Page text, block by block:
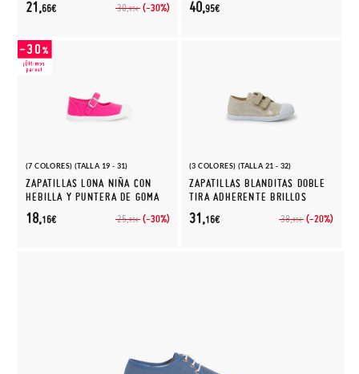
30,95€ (-30%)
21,66€ 40,95€
(7 COLORES) (TALLA 19 - 31)
ZAPATILLAS LONA NIÑA CON
HEBILLA Y PUNTERA DE GOMA
25,95€ (-30%)
18,16€
(3 COLORES) (TALLA 21 - 32)
ZAPATILLAS BLANDITAS DOBLE
TIRA ADHERENTE BRILLOS
38,95€ (-20%)
31,16€